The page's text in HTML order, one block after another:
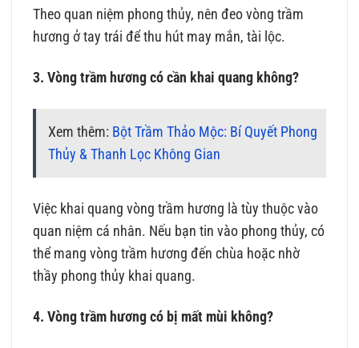
Theo quan niệm phong thủy, nên đeo vòng trầm
hương ở tay trái để thu hút may mắn, tài lộc.
3. Vòng trầm hương có cần khai quang không?
Xem thêm: Bột Trầm Thảo Mộc: Bí Quyết Phong
Thủy & Thanh Lọc Không Gian
Việc khai quang vòng trầm hương là tùy thuộc vào
quan niệm cá nhân. Nếu bạn tin vào phong thủy, có
thể mang vòng trầm hương đến chùa hoặc nhờ
thầy phong thủy khai quang.
4. Vòng trầm hương có bị mất mùi không?